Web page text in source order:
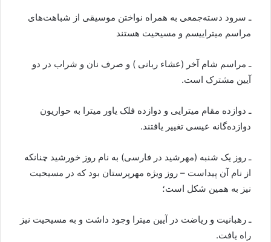
ـ سرود دسته‌جمعی به همراه نواختن موسیقی از شباهت‌های
مراسم میتراییسم و مسیحیت هستند
ـ مراسم شام آخر (عشاء ربانی ) و صرف نان و شراب در دو
آیین مشترک است.
ـ دوازده مقام میترایی و دوازده فلک یاور میترا به حواریون
دوازده‌گانه عیسی تغییر یافتند.
ـ روز یک شنبه (مهرشید در فارسی) به نام روز خورشید چنانکه
از نام آن پیداست – روز ویژه مهرپرستان بود که در مسیحیت
نیز به همین شکل است؛
ـ رهبانیت و ریاضت در آیین میترا وجود داشت و به مسیحیت نیز
راه یافت.